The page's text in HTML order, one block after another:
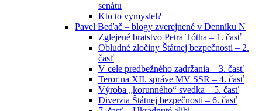
senátu
Kto to vymyslel?
Pavel Beďač – blogy zverejnené v Denníku N
Zglejené bratstvo Petra Tótha – 1. časť
Obludné zločiny Štátnej bezpečnosti – 2.
časť
V cele predbežného zadržania – 3. časť
Teror na XII. správe MV SSR – 4. časť
Výroba „korunného“ svedka – 5. časť
Diverzia Štátnej bezpečnosti – 6. časť